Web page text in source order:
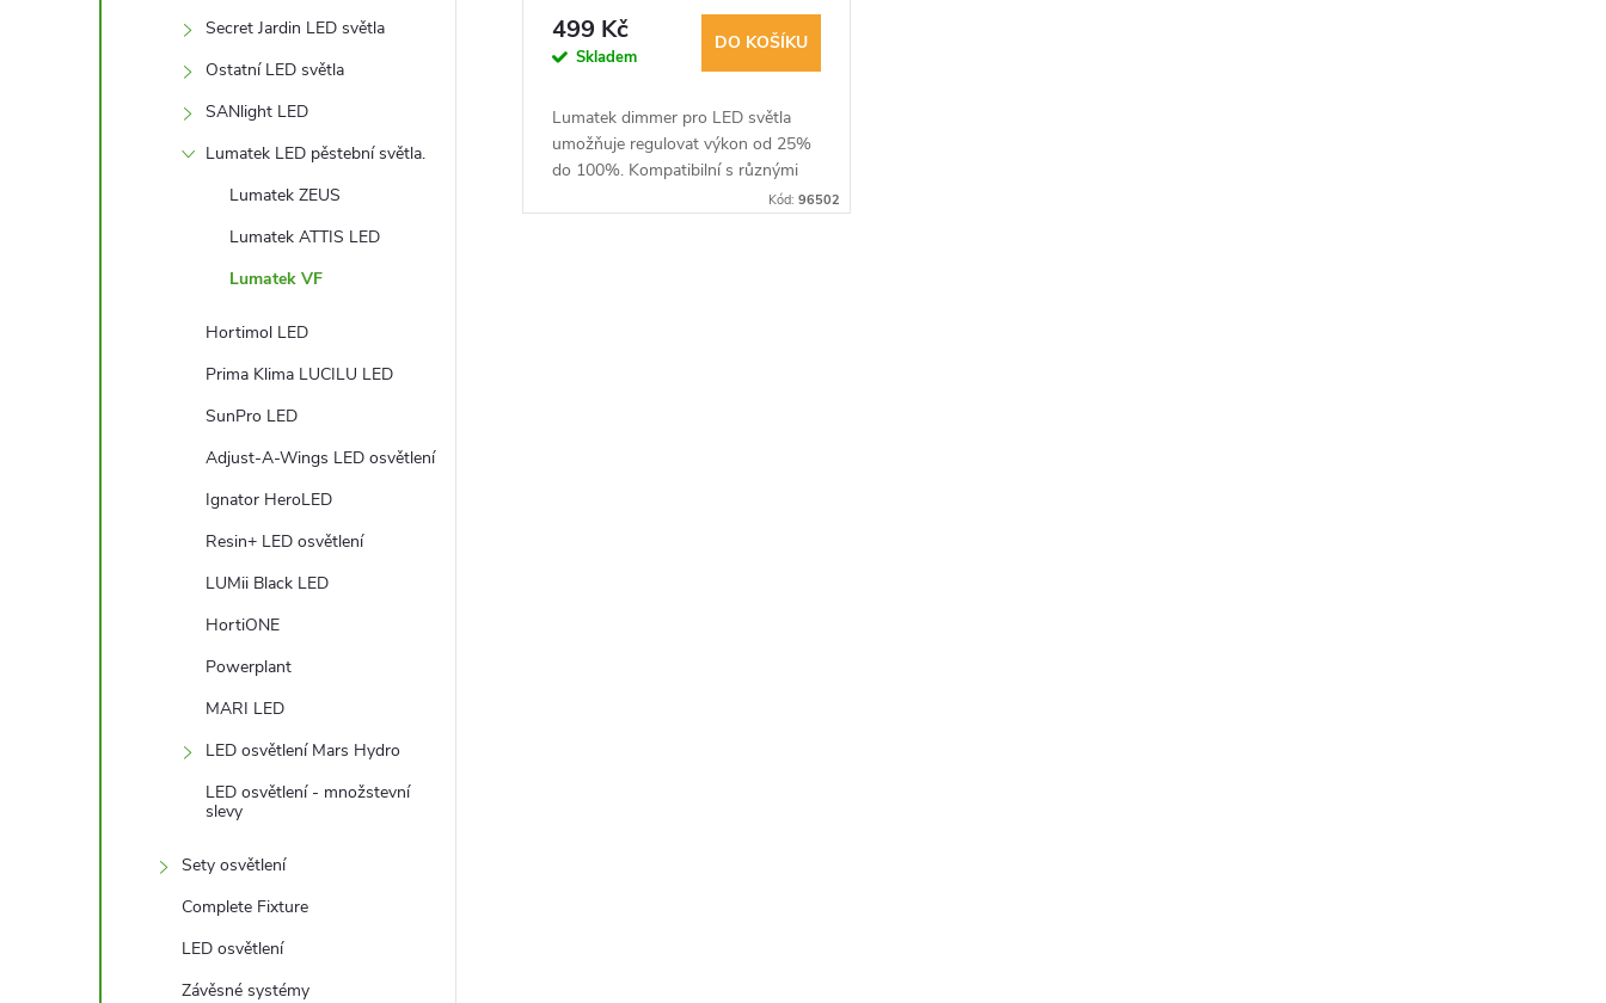
Secret Jardin LED světla
Ostatní LED světla
SANlight LED
Lumatek LED pěstební světla.
Lumatek ZEUS
Lumatek ATTIS LED
Lumatek VF
Hortimol LED
Prima Klima LUCILU LED
SunPro LED
Adjust-A-Wings LED osvětlení
Ignator HeroLED
Resin+ LED osvětlení
LUMii Black LED
HortiONE
Powerplant
MARI LED
LED osvětlení Mars Hydro
LED osvětlení - množstevní
slevy
Sety osvětlení
Complete Fixture
LED osvětlení
Závěsné systémy
499 Kč
Skladem
DO KOŠÍKU
Lumatek dimmer pro LED světla
umožňuje regulovat výkon od 25%
do 100%. Kompatibilní s různými
modely Lumatek LED světel jako
Kód:96502